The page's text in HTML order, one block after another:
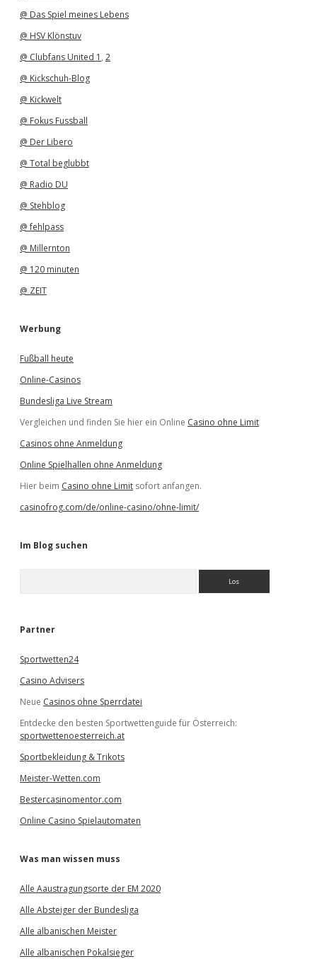
@ Das Spiel meines Lebens
@ HSV Klönstuv
@ Clubfans United 1 , 2
@ Kickschuh-Blog
@ Kickwelt
@ Fokus Fussball
@ Der Libero
@ Total beglubbt
@ Radio DU
@ Stehblog
@ fehlpass
@ Millernton
@ 120 minuten
@ ZEIT
Werbung
Fußball heute
Online-Casinos
Bundesliga Live Stream
Vergleichen und finden Sie hier ein Online Casino ohne Limit
Casinos ohne Anmeldung
Online Spielhallen ohne Anmeldung
Hier beim Casino ohne Limit sofort anfangen.
casinofrog.com/de/online-casino/ohne-limit/
Im Blog suchen
e
Partner
Sportwetten24
Casino Advisers
Neue Casinos ohne Sperrdatei
Entdecke den besten Sportwettenguide für Österreich:
sportwettenoesterreich.at
Sportbekleidung & Trikots
Meister-Wetten.com
Bestercasinomentor.com
Online Casino Spielautomaten
Was man wissen muss
Alle Aaustragungsorte der EM 2020
Alle Absteiger der Bundesliga
Alle albanischen Meister
Alle albanischen Pokalsieger